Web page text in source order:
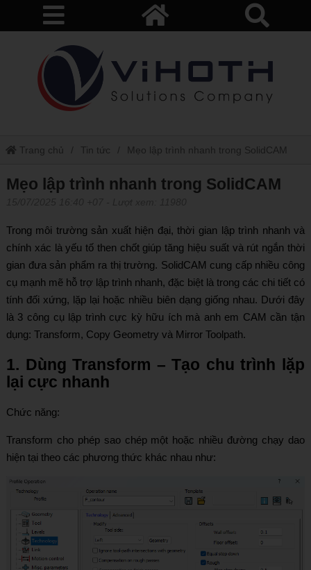
Trang chủ Tin tức Mẹo lập trình nhanh trong SolidCAM
Mẹo lập trình nhanh trong SolidCAM
Trong môi trường sản xuất hiện đại, thời gian lập trình nhanh và
chính xác là yếu tố then chốt giúp tăng hiệu suất và rút ngắn thời
gian đưa sản phẩm ra thị trường. SolidCAM cung cấp nhiều công
cụ mạnh mẽ hỗ trợ lập trình nhanh, đặc biệt là trong các chi tiết có
tính đối xứng, lặp lại hoặc nhiều biên dạng giống nhau. Dưới đây
là 3 công cụ lập trình cực kỳ hữu ích mà anh em CAM cần tận
dụng: Transform, Copy Geometry và Mirror Toolpath.
1. Dùng Transform – Tạo chu trình lặp
lại cực nhanh
Chức năng:
Transform cho phép sao chép một hoặc nhiều đường chạy dao
hiện tại theo các phương thức khác nhau như: